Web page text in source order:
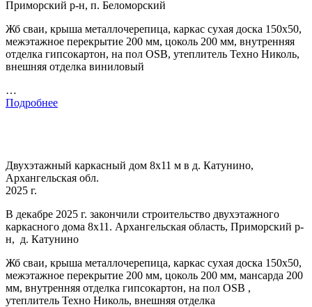
Приморский р-н, п. Беломорский
Жб сваи, крыша металлочерепица, каркас сухая доска 150х50,
межэтажное перекрытие 200 мм, цоколь 200 мм, внутренняя
отделка гипсокартон, на пол OSB, утеплитель Техно Николь,
внешняя отделка виниловый
…
Подробнее
Двухэтажный каркасный дом 8х11 м в д. Катунино,
Архангельская обл.
2025 г.
В декабре 2025 г. закончили строительство двухэтажного
каркасного дома 8х11. Архангельская область, Приморский р-
н, д. Катунино
Жб сваи, крыша металлочерепица, каркас сухая доска 150х50,
межэтажное перекрытие 200 мм, цоколь 200 мм, мансарда 200
мм, внутренняя отделка гипсокартон, на пол OSB ,
утеплитель Техно Николь, внешняя отделка